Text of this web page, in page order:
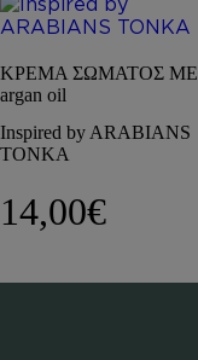
ΚΡΕΜΑ ΣΩΜΑΤΟΣ ΜΕ
argan oil
Inspired by ARABIANS
TONKA
14,00€